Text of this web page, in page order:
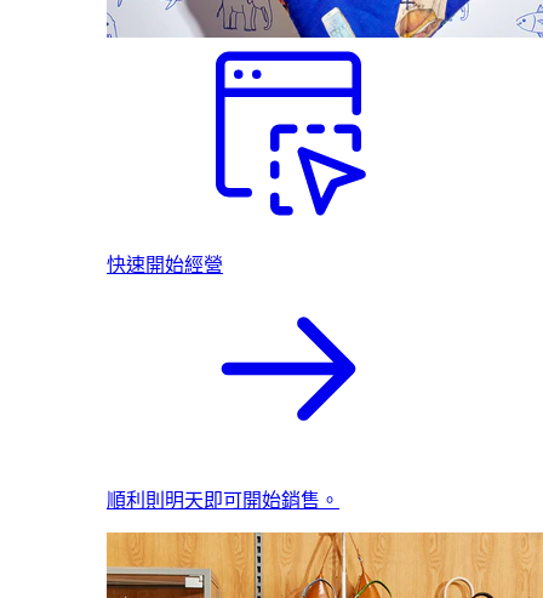
快速開始經營
順利則明天即可開始銷售。